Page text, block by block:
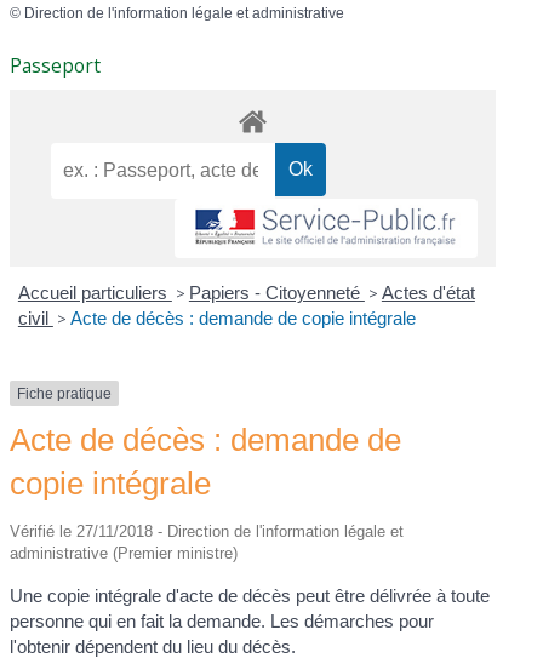
© Direction de l'information légale et administrative
Passeport
Accueil particuliers > Papiers - Citoyenneté > Actes d'état
civil > Acte de décès : demande de copie intégrale
Fiche pratique
Acte de décès : demande de
copie intégrale
Vérifié le 27/11/2018 - Direction de l'information légale et
administrative (Premier ministre)
Une copie intégrale d'acte de décès peut être délivrée à toute
personne qui en fait la demande. Les démarches pour
l'obtenir dépendent du lieu du décès.